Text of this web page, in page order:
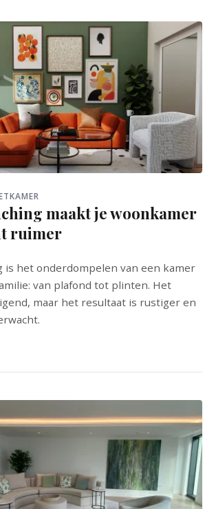
maakt je woonkamer
ruimer
is het onderdompelen van een kamer
van plafond tot plinten. Het
maar het resultaat is rustiger en